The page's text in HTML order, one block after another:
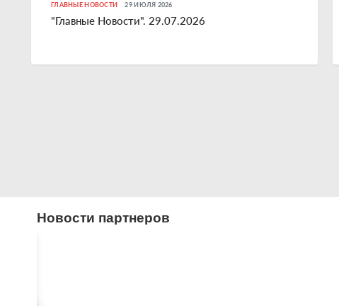
ГЛАВНЫЕ НОВОСТИ 29 ИЮЛЯ 2026
"Главные Новости". 29.07.2026
Новости партнеров